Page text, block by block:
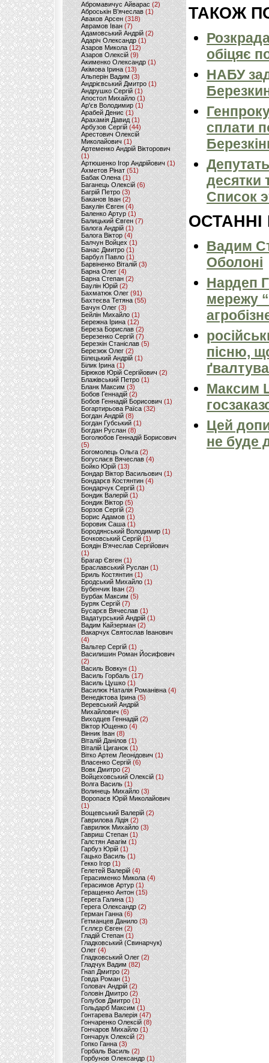
Абромавичус Айварас (2)
Аброськін В’ячеслав(1)
Аваков Арсен (318)
Аврамов Іван (7)
Адамовський Андрій(2)
Адаріч Олександр (1)
Азаров Микола (12)
Азаров Олексій (9)
Акименко Олександр(1)
Акімова Ірина(13)
Альперін Вадим (3)
Андрієвський Дмитро(1)
Андрушко Сергій(1)
Апостол Михайло(1)
Ар'єв Володимир (1)
Арабей Денис(1)
Арахамія Давид (1)
Арбузов Сергій (44)
Арестович Олексій
Миколайович(1)
Артеменко Андрій Вікторович
(1)
Артюшенко Ігор Андрійович(1)
Ахметов Рінат(51)
Бабак Олена(1)
Баганець Олексій(6)
Багрій Петро (3)
Баканов Іван(2)
Бакулін Євген (4)
Баленко Артур(1)
Балицький Євген(7)
Балога Андрій (1)
Балога Віктор (4)
Балчун Войцех (1)
Банас Дмитро (1)
Барбул Павло(1)
Барвіненко Віталій(3)
Барна Олег (4)
Барна Степан (2)
Баулін Юрій (2)
Бахматюк Олег (91)
Бахтеєва Тетяна(55)
Бачун Олег (3)
Бейлін Михайло (1)
Бережна Ірина(12)
Береза Борислав(2)
Березенко Сергій (7)
Березкін Станіслав (5)
Березюк Олег(2)
Білецький Андрій (1)
Білик Ірина (1)
Бірюков Юрій Сергійович (2)
Блажівський Петро (1)
Бланк Максим(3)
Бобов Геннадій (2)
Бобов Геннадій Борисович (1)
Богартирьова Раїса (32)
Богдан Андрій(8)
Богдан Губський (1)
Богдан Руслан(8)
Боголюбов Геннадій Борисович
(5)
Богомолець Ольга (2)
Богуслаєв Вячеслав (4)
Бойко Юрій (13)
Бондар Віктор Васильович (1)
Бондарєв Костянтин (4)
Бондарчук Сергій(1)
Бондик Валерій (1)
Бондик Віктор(5)
Борзов Сергiй (2)
Борис Адамов(1)
Боровик Саша (1)
Бородянський Володимир (1)
Бочковський Сергій (1)
Боядін В'ячеслав Сергійович
(1)
Брагар Євген (1)
Браславський Руслан (1)
Бриль Костянтин (1)
Бродський Михайло (1)
Бубенчик Іван(2)
Бурбак Максим (5)
Буряк Сергій (7)
Бусарєв Вячеслав (1)
Вадатурський Андрій (1)
Вадим Кайзерман (2)
Вакарчук Святослав Іванович
(4)
Вальтер Сергій (1)
Василишин Роман Йосифович
(2)
Василь Вовкун (1)
Василь Горбаль (17)
Василь Цушко (1)
Василюк Наталія Романівна (4)
Венедіктова Ірина(5)
Веревський Андрій
Михайлович (6)
Виходцев Геннадій (2)
Віктор Ющенко (4)
Вінник Іван (8)
Віталій Данілов (1)
Віталій Циганок (1)
Вітко Артем Леонідович(1)
Власенко Сергій (6)
Вовк Дмитро(2)
Войцеховський Олексій(1)
Волга Василь (1)
Волинець Михайло (3)
Воропаєв Юрій Миколайович
(1)
Вощевський Валерій(2)
Гаврилова Лідія (2)
Гаврилюк Михайло (3)
Гавриш Степан (1)
Галстян Авагім (1)
Гарбуз Юрій (1)
Гацько Василь (1)
Гекко Ігор(1)
Гелетей Валерій (4)
Герасименко Микола (4)
Герасимов Артур (1)
Геращенко Антон(15)
Герега Галина (1)
Герега Олександр (2)
Герман Ганна (6)
Гетманцев Данило (3)
Гєллєр Євген (2)
Гладій Степан(1)
Гладковський (Свинарчук)
Олег (4)
Гладковський Олег (2)
Гладчук Вадим (82)
Гнап Дмитро (2)
Говда Роман(1)
Головач Андрій (2)
Головін Дмитро (2)
Голубов Дмитро (1)
Гольдарб Максим(1)
Гонтарева Валерія (47)
Гончаренко Олексій(8)
Гончаров Михайло (1)
Гончарук Олексій (2)
Гопко Ганна (3)
Горбаль Василь (2)
Горбунов Олександр (1)
ТАКОЖ
обіцяє
НАБУ
сплати
десятки
Список
ОСТАННІ
Вадим
Оболоні
Нардеп
мережу
пісню,
Максим
Цей
не буде